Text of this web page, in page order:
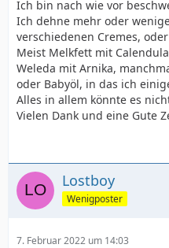
Ich bin nach wie vor
Ich dehne mehr oder
verschiedenen Cremes,
Meist Melkfett mit
Weleda mit Arnika,
oder Babyöl, in das ich
Alles in allem könnte es
Vielen Dank und eine Gute
Lostboy
Wenigposter
7. Februar 2022 um 14:03